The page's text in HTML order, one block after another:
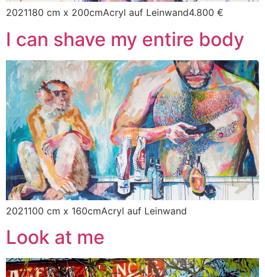
2021180 cm x 200cmAcryl auf Leinwand4.800 €
I can shave my entire body
2021100 cm x 160cmAcryl auf Leinwand
Look at me